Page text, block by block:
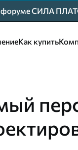
форуме СИЛА
Как купить